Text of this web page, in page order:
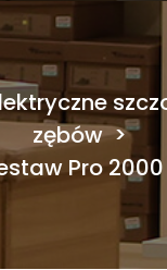
zębów>
Pro